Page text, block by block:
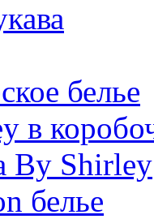
белье
в
By Shirley
белье